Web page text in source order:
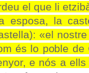
el que li
esposa, la
«el
és lo poble de
e nós a